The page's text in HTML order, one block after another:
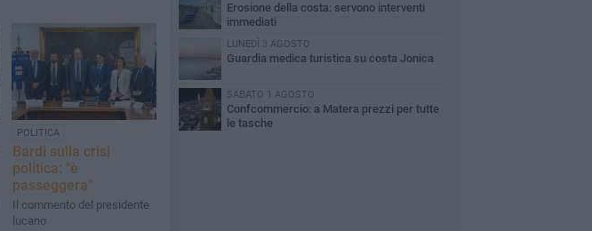
POLITICA
Bardi sulla crisi
politica: "è
passeggera"
Il commento del presidente
lucano
Erosione della costa: servono interventi
immediati
LUNEDÌ 3 AGOSTO
Guardia medica turistica su costa Jonica
SABATO 1 AGOSTO
Confcommercio: a Matera prezzi per tutte
le tasche